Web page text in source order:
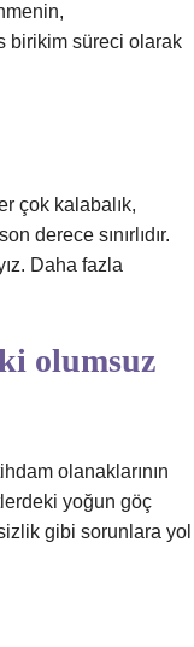
birikim süreci olarak
çok kalabalık,
derece sınırlıdır.
Daha fazla
olumsuz
olanaklarının
yoğun göç
gibi sorunlara yol